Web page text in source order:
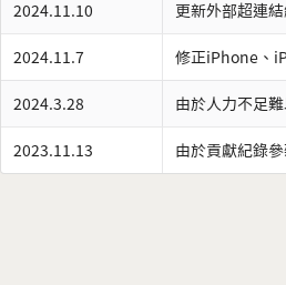
2024.11.10 更新外部超連
2024.11.7 修正iPhone、
2024.3.28 由於人力不足
2023.11.13 由於貢獻紀錄